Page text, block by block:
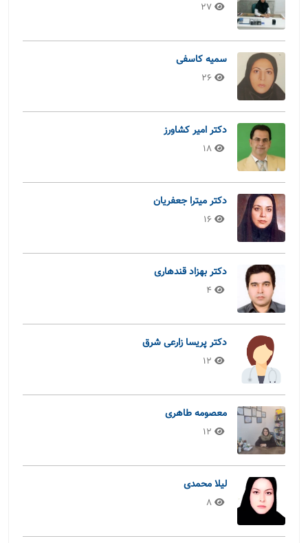
27
سمیه کاسفی
26
دکتر امیر کشاورز
18
دکتر میترا جعفریان
16
دکتر بهزاد قندهاری
4
دکتر پریسا زارعی شرق
12
معصومه طاهری
12
لیلا محمدی
8